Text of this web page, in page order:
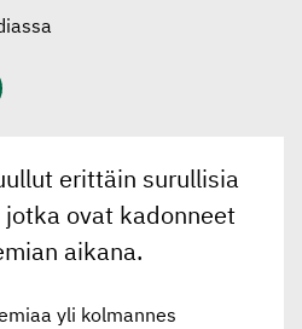
erittäin surullisia
ovat kadonneet
aikana.
yli kolmannes